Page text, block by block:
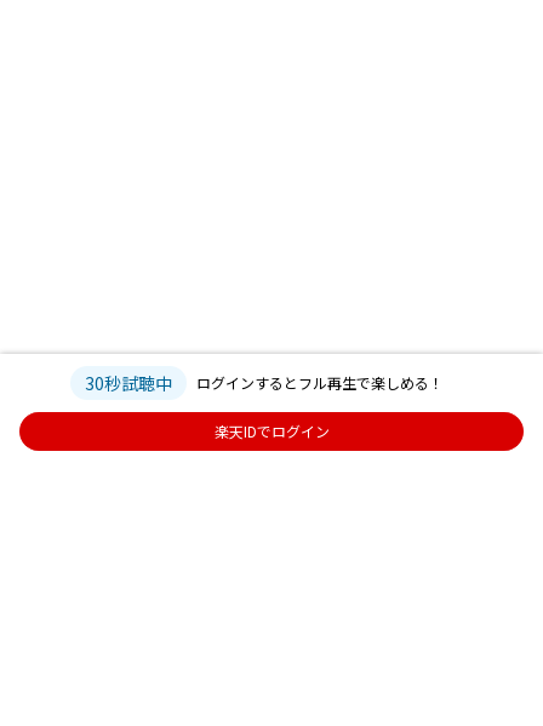
30秒試聴中 ログインするとフル再生で楽しめる！
楽天IDでログイン